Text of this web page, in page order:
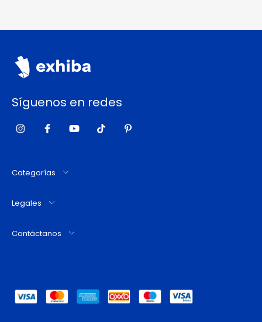
Síguenos en redes
Categorías
Legales
Contáctanos